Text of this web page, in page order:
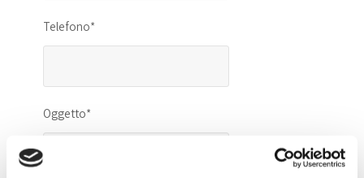
Telefono*
Oggetto*